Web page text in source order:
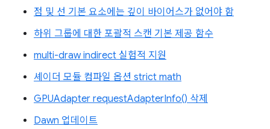
점 및 선 기본 요소에는 깊이 바이어스가 없어야 함
하위 그룹에 대한 포괄적 스캔 기본 제공 함수
multi-draw indirect 실험적 지원
셰이더 모듈 컴파일 옵션 strict math
GPUAdapter requestAdapterInfo() 삭제
Dawn 업데이트